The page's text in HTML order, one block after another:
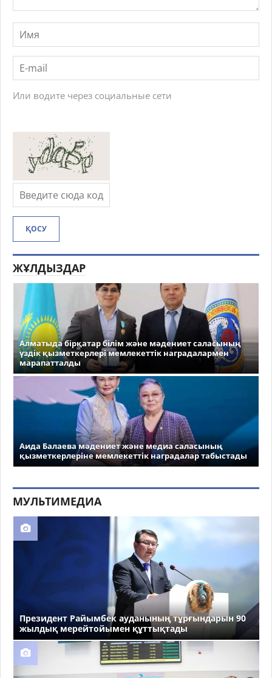
Или водите через социальные сети
ҚОСУ
ЖҰЛДЫЗДАР
Алматыда бірқатар білім және мәдениет саласының
үздік қызметкерлері мемлекеттік наградалармен
марапатталды
Аида Балаева мәдениет және медиа саласының
қызметкерлеріне мемлекеттік наградалар табыстады
МУЛЬТИМЕДИА
Президент Райымбек ауданының тұрғындарын 90
жылдық мерейтойымен құттықтады